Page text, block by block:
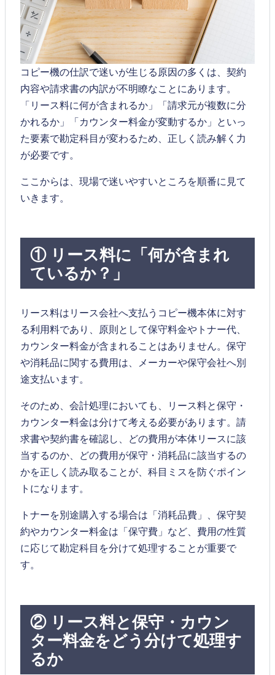
コピー機の仕訳で迷いが生じる原因の多くは、契約
内容や請求書の内訳が不明瞭なことにあります。
「リース料に何が含まれるか」「請求元が複数に分
かれるか」「カウンター料金が変動するか」といっ
た要素で勘定科目が変わるため、正しく読み解く力
が必要です。
ここからは、現場で迷いやすいところを順番に見て
いきます。
① リース料に「何が含まれ
ているか？」
リース料はリース会社へ支払うコピー機本体に対す
る利用料であり、原則として保守料金やトナー代、
カウンター料金が含まれることはありません。保守
や消耗品に関する費用は、メーカーや保守会社へ別
途支払います。
そのため、会計処理においても、リース料と保守・
カウンター料金は分けて考える必要があります。請
求書や契約書を確認し、どの費用が本体リースに該
当するのか、どの費用が保守・消耗品に該当するの
かを正しく読み取ることが、科目ミスを防ぐポイン
トになります。
トナーを別途購入する場合は「消耗品費」、保守契
約やカウンター料金は「保守費」など、費用の性質
に応じて勘定科目を分けて処理することが重要で
す。
② リース料と保守・カウン
ター料金をどう分けて処理す
るか